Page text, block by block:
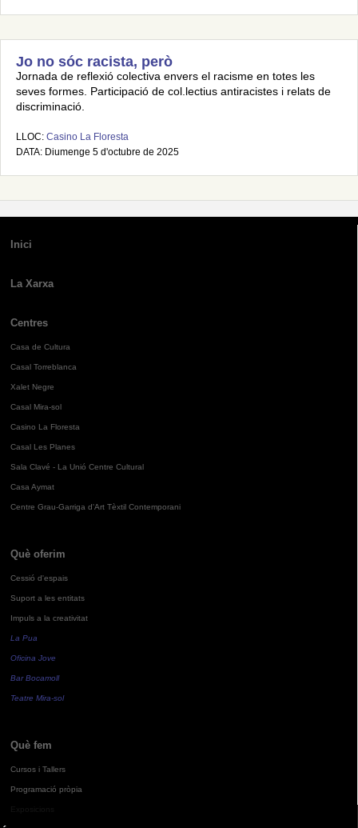
Jo no sóc racista, però
Jornada de reflexió colectiva envers el racisme en totes les
seves formes. Participació de col.lectius antiracistes i relats de
discriminació.
LLOC: Casino La Floresta
DATA: Diumenge 5 d'octubre de 2025
Inici
La Xarxa
Centres
Casa de Cultura
Casal Torreblanca
Xalet Negre
Casal Mira-sol
Casino La Floresta
Casal Les Planes
Sala Clavé - La Unió Centre Cultural
Casa Aymat
Centre Grau-Garriga d'Art Tèxtil Contemporani
Què oferim
Cessió d'espais
Suport a les entitats
Impuls a la creativitat
La Pua
Oficina Jove
Bar Bocamoll
Teatre Mira-sol
Què fem
Cursos i Tallers
Programació pròpia